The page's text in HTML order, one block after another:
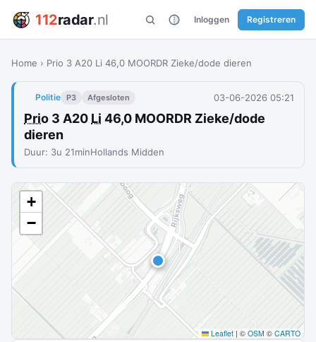
112radar.nl Inloggen Registreren
Home › Prio 3 A20 Li 46,0 MOORDR Zieke/dode dieren
Politie P3 Afgesloten 03-06-2026 05:21
Prio 3 A20 Li 46,0 MOORDR Zieke/dode
dieren
Duur: 3u 21minHollands Midden
+
−
Leaflet | © OSM © CARTO